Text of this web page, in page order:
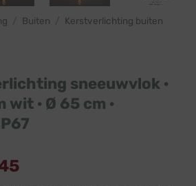
Buiten
Kerstverlichting buiten
sneeuwvlok ·
wit · Ø 65 cm ·